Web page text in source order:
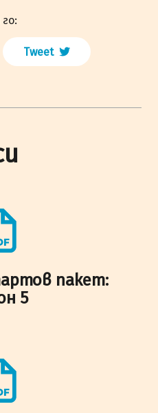
Tweet
пакет:
5